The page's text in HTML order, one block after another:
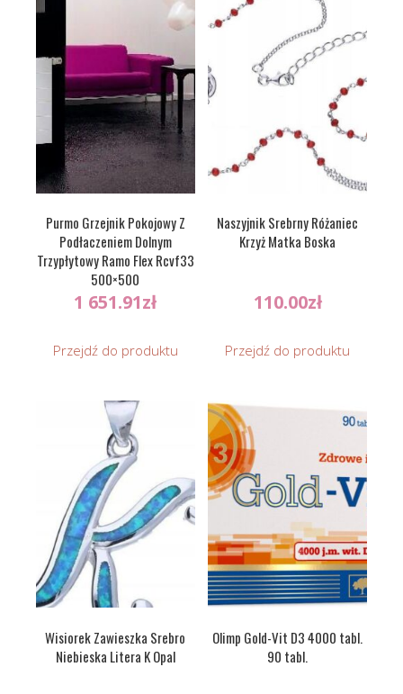
Purmo Grzejnik Pokojowy Z
Podłaczeniem Dolnym
Trzypłytowy Ramo Flex Rcvf33
500×500
1 651.91zł
Przejdź do produktu
Naszyjnik Srebrny Różaniec
Krzyż Matka Boska
110.00zł
Przejdź do produktu
Wisiorek Zawieszka Srebro
Niebieska Litera K Opal
Olimp Gold-Vit D3 4000 tabl.
90 tabl.